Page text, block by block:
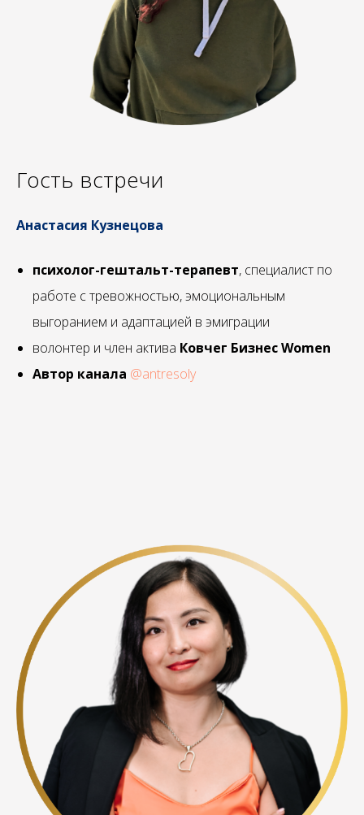
Гость встречи
Анастасия Кузнецова
психолог-гештальт-терапевт, специалист по
работе с тревожностью, эмоциональным
выгоранием и адаптацией в эмиграции
волонтер и член актива Ковчег Бизнес Women
Автор канала @antresoly